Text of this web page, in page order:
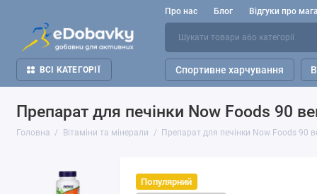
Про нас Блог Відгуки про
ВСІ КАТЕГОРІЇ Спортивне харчування
Препарат для печінки Now Foods 90
Головна Вітаміни та мінерали Препарат для печінки Now Foods 90
Популярний